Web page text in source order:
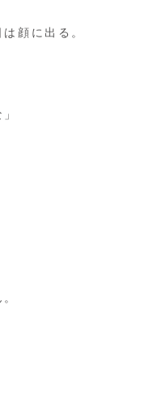
顔に出る。